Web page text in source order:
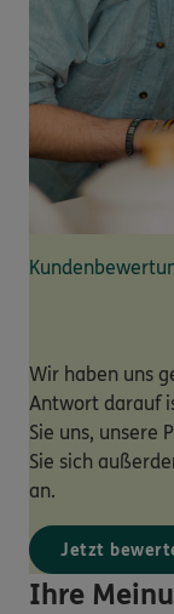
Wir haben uns
Antwort darauf
Sie uns, unsere
Sie sich
an.
Jetzt
Ihre